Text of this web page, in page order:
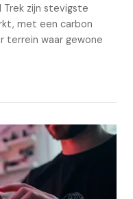
zijn stevigste
met een carbon
terrein waar gewone